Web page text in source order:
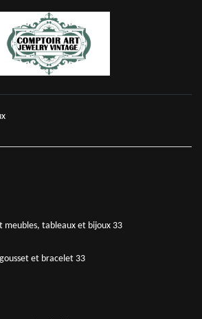
meubles, tableaux et bijoux 33
et bracelet 33